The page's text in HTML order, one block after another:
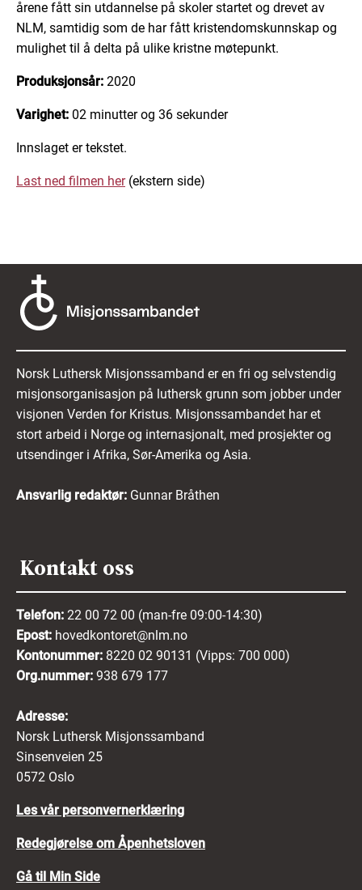
årene fått sin utdannelse på skoler startet og drevet av
NLM, samtidig som de har fått kristendomskunnskap og
mulighet til å delta på ulike kristne møtepunkt.
Produksjonsår: 2020
Varighet: 02 minutter og 36 sekunder
Innslaget er tekstet.
Last ned filmen her(ekstern side)
Norsk Luthersk Misjonssamband er en fri og selvstendig
misjonsorganisasjon på luthersk grunn som jobber under
visjonen Verden for Kristus. Misjonssambandet har et
stort arbeid i Norge og internasjonalt, med prosjekter og
utsendinger i Afrika, Sør-Amerika og Asia.
Ansvarlig redaktør: Gunnar Bråthen
Kontakt oss
Telefon: 22 00 72 00 (man-fre 09:00-14:30)
Epost: hovedkontoret@nlm.no
Kontonummer: 8220 02 90131 (Vipps: 700 000)
Org.nummer: 938 679 177
Adresse:
Norsk Luthersk Misjonssamband
Sinsenveien 25
0572 Oslo
Les vår personvernerklæring
Redegjørelse om Åpenhetsloven
Gå til Min Side